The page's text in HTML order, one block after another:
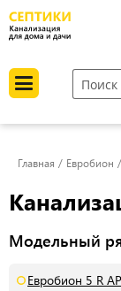
Главная Евробион
Модельный
Евробион 5 R